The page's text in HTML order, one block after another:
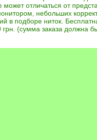
отличаться от
небольших
в подборе ниток.
грн. (сумма заказа должна